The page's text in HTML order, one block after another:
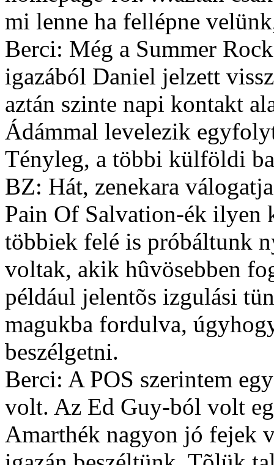
mi lenne ha fellépne
Berci: Még a Summer
igazából Daniel jelzett
aztán szinte napi kontakt
Ádámmal levelezik
Tényleg, a többi külföldi
BZ: Hát, zenekara
Pain Of Salvation-ék ilyen
többiek felé is próbáltunk
voltak, akik hûvösebben
például jelentõs izgulási
magukba fordulva,
beszélgetni.
Berci: A POS szerintem
volt. Az Ed Guy-ból volt
Amarthék nagyon jó fejek